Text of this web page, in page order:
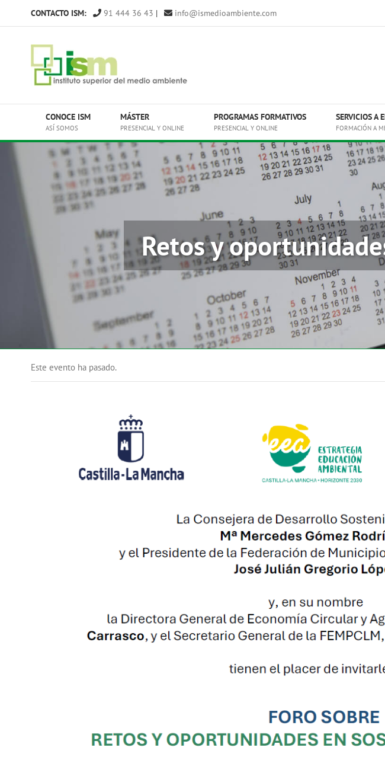
CONTACTO ISM: 91 444 36 43 | info@ismedioambiente.com
CONOCE ISM
ASÍ SOMOS
MÁSTER
PRESENCIAL Y ONLINE
PROGRAMAS FORMATIVOS
PRESENCIAL Y ONLINE
SERVICIOS A
FORMACIÓN A
Retos y
Este evento ha pasado.